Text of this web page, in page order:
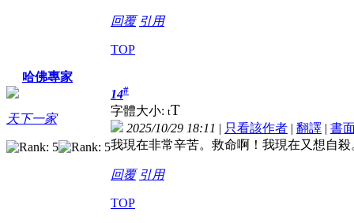
回覆 引用
TOP
哈佛專家
天下一家
14#
字體大小: tT
2025/10/29 18:11 | 只看該作者 | 翻譯 | 書
我現在非常辛苦。救命啊！我現在又想自殺
回覆 引用
TOP